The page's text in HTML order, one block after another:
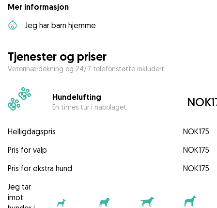
Mer informasjon
Jeg har barn hjemme
Tjenester og priser
Veterinærdekning og 24/7 telefonstøtte inkludert
Hundelufting
En times tur i nabolaget
Helligdagspris
NOK175
Pris for valp
NOK175
Pris for ekstra hund
NOK175
Jeg tar
imot